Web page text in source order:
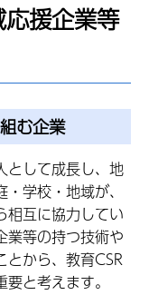
援企業等
む企業
として成長し、地
学校・地域が、
相互に協力してい
業等の持つ技術や
とから、教育CSR
と考えます。